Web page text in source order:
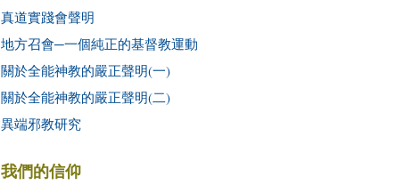
真道實踐會聲明
地方召會─一個純正的基督教運動
關於全能神教的嚴正聲明(一)
關於全能神教的嚴正聲明(二)
異端邪教研究
我們的信仰